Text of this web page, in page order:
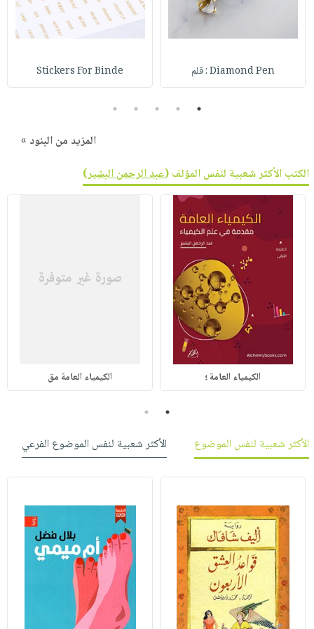
أسئلة
طرحها
خدمات
كتابك
تواصل
معنا
التسوق
نشرة
الإصدارات
Diamond Pen : قلم Stickers For Binde
1
2
3
4
5
المزيد من البنود »
الكتب الأكثر شعبية لنفس المؤلف (عبد الرحمن البشير)
الكيمياء العامة ؛ الكيمياء العامة مق
1
2
الأكثر شعبية لنفس الموضوع
الأكثر شعبية لنفس الموضوع الفرعي